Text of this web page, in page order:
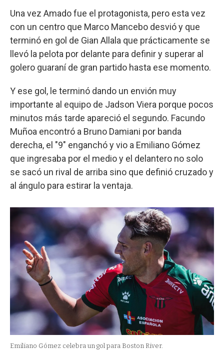
Una vez Amado fue el protagonista, pero esta vez
con un centro que Marco Mancebo desvió y que
terminó en gol de Gian Allala que prácticamente se
llevó la pelota por delante para definir y superar al
golero guaraní de gran partido hasta ese momento.
Y ese gol, le terminó dando un envión muy
importante al equipo de Jadson Viera porque pocos
minutos más tarde apareció el segundo. Facundo
Muñoa encontró a Bruno Damiani por banda
derecha, el "9" enganchó y vio a Emiliano Gómez
que ingresaba por el medio y el delantero no solo
se sacó un rival de arriba sino que definió cruzado y
al ángulo para estirar la ventaja.
Emiliano Gómez celebra un gol para Boston River.